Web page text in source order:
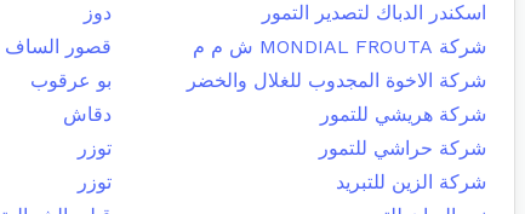
اسكندر الدباك لتصدير التمور
دوز
شركة MONDIAL FROUTA ش م م
قصور الساف
شركة الاخوة المجدوب للغلال والخضر
بو عرقوب
شركة هريشي للتمور
دقاش
شركة حراشي للتمور
توزر
شركة الزين للتبريد
توزر